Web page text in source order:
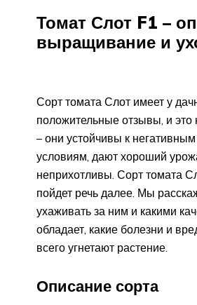
Томат Слот F1 –
выращивание и
Сорт томата Слот имеет у
положительные отзывы, и это
– они устойчивы к
условиям, дают хороший
неприхотливы. Сорт томата
пойдет речь далее. Мы
ухаживать за ним и какими
обладает, какие болезни и
всего угнетают растение.
Описание сорта